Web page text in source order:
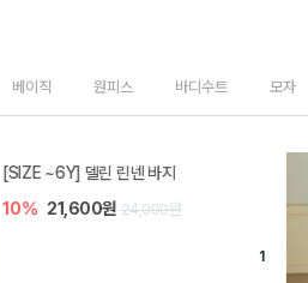
베이직 원피스 바디수트 모자
[SIZE ~6Y] 델린 린넨 바지
10% 21,600원 24,000원